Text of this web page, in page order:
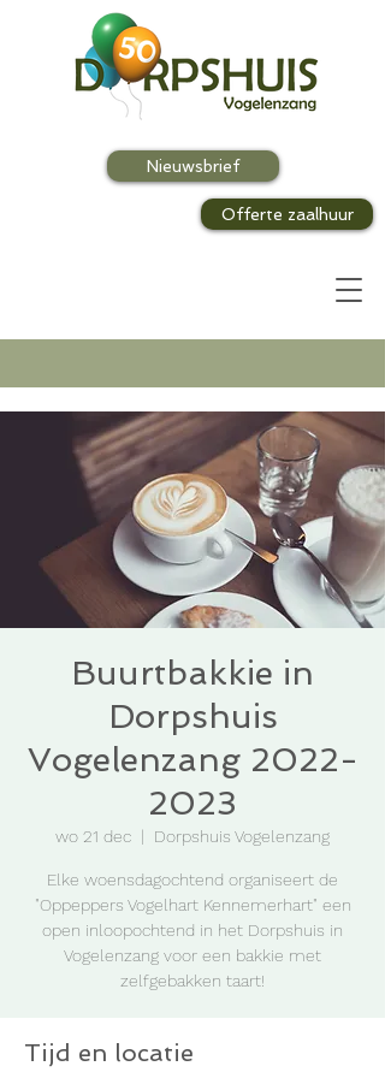
Offerte zaalhuur
Nieuwsbrief
Buurtbakkie in
Dorpshuis
Vogelenzang 2022-
2023
wo 21 dec
  |
Dorpshuis Vogelenzang
Elke woensdagochtend organiseert de
"Oppeppers Vogelhart Kennemerhart" een
open inloopochtend in het Dorpshuis in
Vogelenzang voor een bakkie met
zelfgebakken taart!
Tijd en locatie